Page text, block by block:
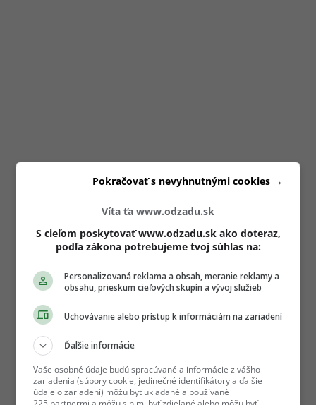
Víta ťa www.odzadu.sk
S cieľom poskytovať www.odzadu.sk ako doteraz,
podľa zákona potrebujeme tvoj súhlas na:
Personalizovaná reklama a obsah, meranie reklamy a
obsahu, prieskum cieľových skupín a vývoj služieb
Uchovávanie alebo prístup k informáciám na zariadení
Ďalšie informácie
Vaše osobné údaje budú spracúvané a informácie z vášho
zariadenia (súbory cookie, jedinečné identifikátory a ďalšie
údaje o zariadení) môžu byť ukladané a používané
Pokračovať s nevyhnutnými cookies →